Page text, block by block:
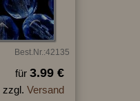
Best.Nr.:42135
für 3.99 €
zzgl. Versand